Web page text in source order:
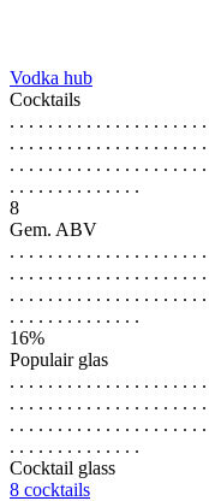
Vodka hub
Cocktails
. . . . . . . . . . . . . . . . . . . .
. . . . . . . . . . . . . . . . . . . .
. . . . . . . . . . . . . . . . . . . .
. . . . . . . . . . . . . .
8
Gem. ABV
. . . . . . . . . . . . . . . . . . . .
. . . . . . . . . . . . . . . . . . . .
. . . . . . . . . . . . . . . . . . . .
. . . . . . . . . . . . . .
16%
Populair glas
. . . . . . . . . . . . . . . . . . . .
. . . . . . . . . . . . . . . . . . . .
. . . . . . . . . . . . . . . . . . . .
. . . . . . . . . . . . . .
Cocktail glass
8 cocktails